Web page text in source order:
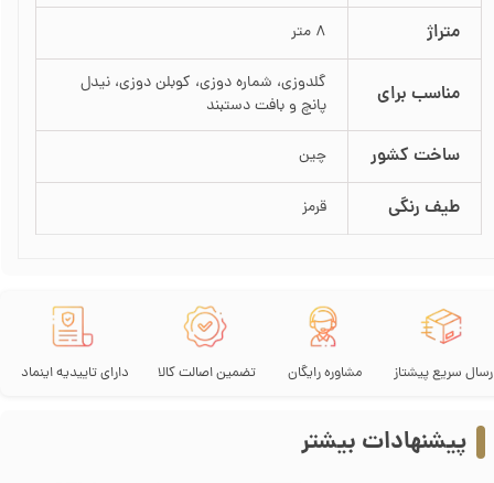
متراژ 8 متر
مناسب برای
گلدوزی، شماره دوزی، کوبلن دوزی، نیدل
پانچ و بافت دستبند
ساخت کشور چین
طیف رنگی قرمز
تضمین اصالت کالا مشاوره رایگان سریع پیشتاز دارای تاییدیه اینماد
پیشنهادات بیشتر